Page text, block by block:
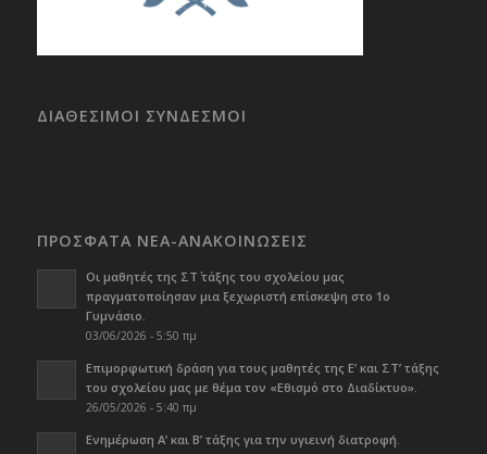
ΔΙΑΘΕΣΙΜΟΙ ΣΥΝΔΕΣΜΟΙ
ΠΡΟΣΦΑΤΑ ΝΕΑ-ΑΝΑΚΟΙΝΩΣΕΙΣ
Οι μαθητές της ΣΤ΄ τάξης του σχολείου μας
πραγματοποίησαν μια ξεχωριστή επίσκεψη στο 1ο
Γυμνάσιο.
03/06/2026 - 5:50 πμ
Επιμορφωτική δράση για τους μαθητές της Ε’ και ΣΤ’ τάξης
του σχολείου μας με θέμα τον «Εθισμό στο Διαδίκτυο».
26/05/2026 - 5:40 πμ
Ενημέρωση Α’ και Β’ τάξης για την υγιεινή διατροφή.